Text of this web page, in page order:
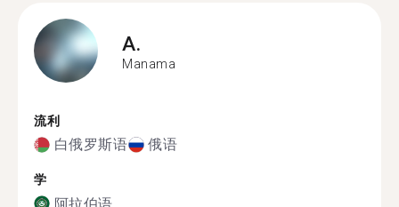
A.
Manama
流利
白俄罗斯语 俄语
学
阿拉伯语